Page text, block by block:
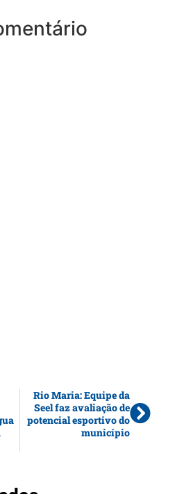
Rio Maria: Equipe da
Seel faz avaliação de
potencial esportivo do
município